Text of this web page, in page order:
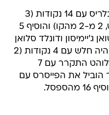
כספי הוליך את קלעי הקאבלריס עם 14 נקודות (3
מ-7 לשתיים, 2 מ-5 לשלוש, 2 מ-2 מהקו) והוסיף 5
אנטואן ג'יימיסון ודונלד סלואן
קלעו 12 כל אחד, אלונזו ג'י היה חלש עם 4 נקודות (2
מ-12) וגם לסטר האדסון הלוהט התקרר עם 7
גריינג'ר הוביל את הפייסרס עם